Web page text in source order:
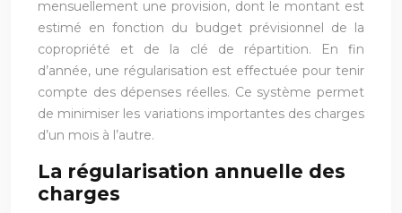
mensuellement une provision, dont le montant est
estimé en fonction du budget prévisionnel de la
copropriété et de la clé de répartition. En fin
d’année, une régularisation est effectuée pour tenir
compte des dépenses réelles. Ce système permet
de minimiser les variations importantes des charges
d’un mois à l’autre.
La régularisation annuelle des
charges